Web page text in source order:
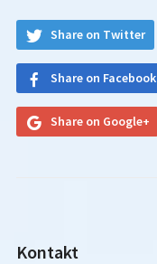
Share on Twitter
Share on Facebook
Share on Google+
Kontakt